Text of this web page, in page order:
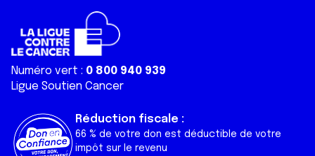
Numéro vert : 0 800 940 939
Ligue Soutien Cancer
Réduction fiscale :
66 % de votre don est déductible de votre
impôt sur le revenu